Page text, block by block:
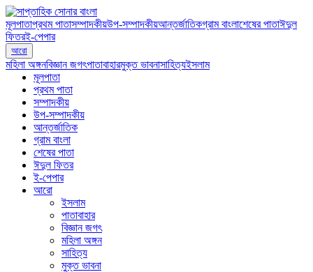
মূলপাতাপ্রথম পাতাসম্পাদকীয়উপ-সম্পাদকীয়আন্তর্জাতিকগ্রাম বাংলাশেষের পাতাঈদুল
ফিতরই-পেপার
আরো
মহিলা অঙ্গনবিজ্ঞান জগৎপাতাবাহারমুক্ত ভাবনাসাহিত্যইসলাম
মূলপাতা
প্রথম পাতা
সম্পাদকীয়
উপ-সম্পাদকীয়
আন্তর্জাতিক
গ্রাম বাংলা
শেষের পাতা
ঈদুল ফিতর
ই-পেপার
আরো
ইসলাম
পাতাবাহার
বিজ্ঞান জগৎ
মহিলা অঙ্গন
সাহিত্য
মুক্ত ভাবনা